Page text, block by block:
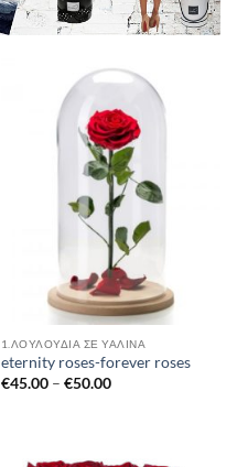
1.ΛΟΥΛΟΎΔΙΑ ΣΈ ΥΆΛΙΝΑ
eternity roses-forever roses
€45.00 – €50.00Price